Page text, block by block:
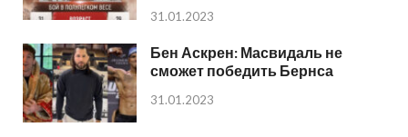
31.01.2023
Бен Аскрен: Масвидаль не
сможет победить Бернса
31.01.2023